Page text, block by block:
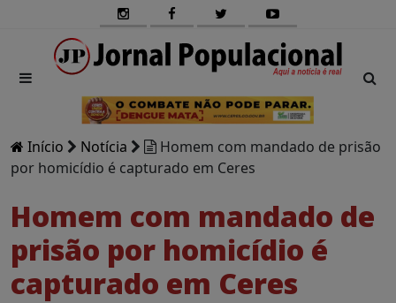
Início Notícia
Homem com mandado de prisão
por homicídio é capturado em Ceres
Homem com mandado de
prisão por homicídio é
capturado em Ceres